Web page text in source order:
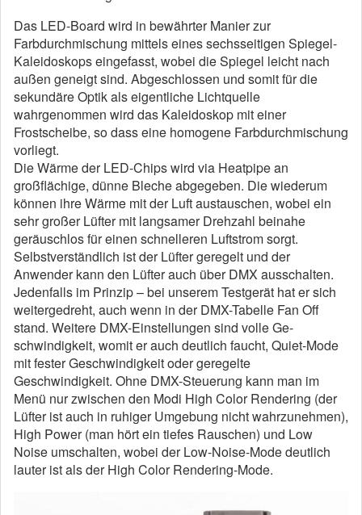
Das LED-Board wird in bewährter Manier zur
Farbdurchmischung mittels eines sechsseitigen Spiegel-
Kaleidoskops eingefasst, wobei die Spiegel leicht nach
außen geneigt sind. Abgeschlossen und somit für die
sekundäre Optik als eigentliche Lichtquelle
wahrgenommen wird das Kaleidoskop mit einer
Frostscheibe, so dass eine homogene Farbdurchmischung
vorliegt.
Die Wärme der LED-Chips wird via Heatpipe an
großflächige, dünne Bleche abgegeben. Die wiederum
können ihre Wärme mit der Luft austauschen, wobei ein
sehr großer Lüfter mit langsamer Drehzahl beinahe
geräuschlos für einen schnelleren Luftstrom sorgt.
Selbstverständlich ist der Lüfter geregelt und der
Anwender kann den Lüfter auch über DMX ausschalten.
Jedenfalls im Prinzip – bei unserem Testgerät hat er sich
weitergedreht, auch wenn in der DMX-Tabelle Fan Off
stand. Weitere DMX-Einstellungen sind volle Ge-
schwindigkeit, womit er auch deutlich faucht, Quiet-Mode
mit fester Geschwindigkeit oder geregelte
Geschwindigkeit. Ohne DMX-Steuerung kann man im
Menü nur zwischen den Modi High Color Rendering (der
Lüfter ist auch in ruhiger Umgebung nicht wahrzunehmen),
High Power (man hört ein tiefes Rauschen) und Low
Noise umschalten, wobei der Low-Noise-Mode deutlich
lauter ist als der High Color Rendering-Mode.